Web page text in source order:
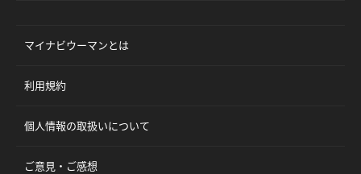
マイナビウーマンとは
利用規約
個人情報の取扱いについて
ご意見・ご感想